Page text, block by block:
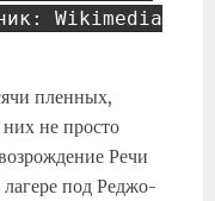
Wikimedia
пленных,
не просто
Речи
под Реджо-